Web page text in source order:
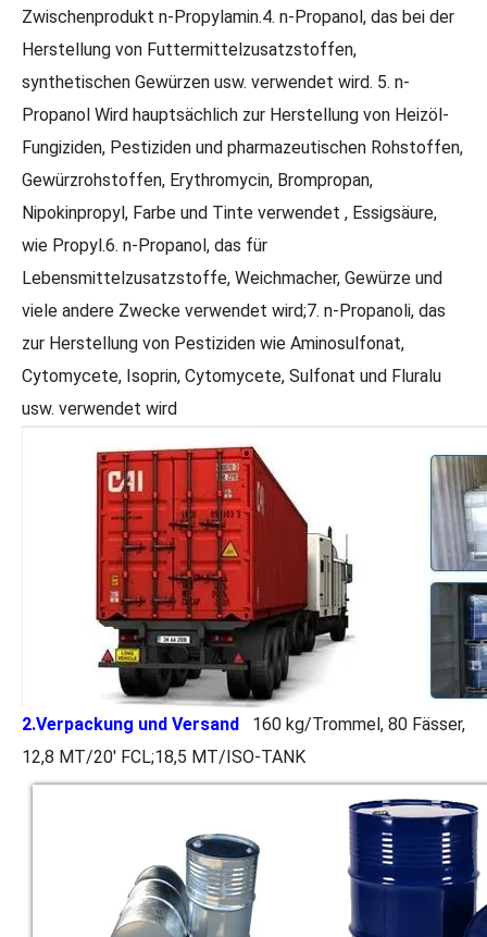
Flüssiges Vinylacetat in Industriequalität 99 % Fabrik-Vinylacetat in Industriequalität
Pulversynthesefabrik Vinylacetat
Festes Ethylacetat für Arzneimittel in medizinischer Qualität
Zwischenprodukt n-Propylamin.4. n-Propanol, das bei der
Herstellung von Futtermittelzusatzstoffen,
synthetischen Gewürzen usw. verwendet wird. 5. n-
Propanol Wird hauptsächlich zur Herstellung von Heizöl-
Fungiziden, Pestiziden und pharmazeutischen Rohstoffen,
Gewürzrohstoffen, Erythromycin, Brompropan,
Nipokinpropyl, Farbe und Tinte verwendet , Essigsäure,
wie Propyl.6. n-Propanol, das für
Lebensmittelzusatzstoffe, Weichmacher, Gewürze und
viele andere Zwecke verwendet wird;7. n-Propanoli, das
zur Herstellung von Pestiziden wie Aminosulfonat,
Cytomycete, Isoprin, Cytomycete, Sulfonat und Fluralu
usw. verwendet wird
2.Verpackung und Versand
160 kg/Trommel, 80 Fässer,
12,8 MT/20' FCL;18,5 MT/ISO-TANK